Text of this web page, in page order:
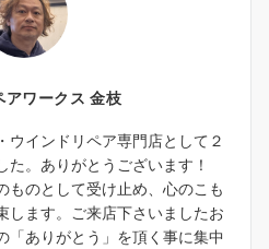
アワークス 金枝
ウインドリペア専門店として２
た。ありがとうございます！
ものとして受け止め、心のこも
します。ご来店下さいましたお
「ありがとう」を頂く事に集中